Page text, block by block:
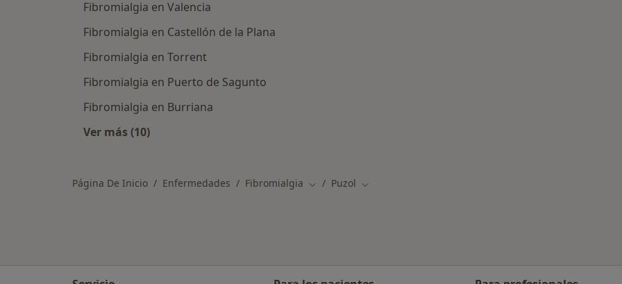
Fibromialgia en Valencia
Fibromialgia en Castellón de la Plana
Fibromialgia en Torrent
Fibromialgia en Puerto de Sagunto
Fibromialgia en Burriana
Ver más (10)
Página De Inicio Enfermedades Fibromialgia Cambiar de ciudad
Puzol Cambiar de ciudad